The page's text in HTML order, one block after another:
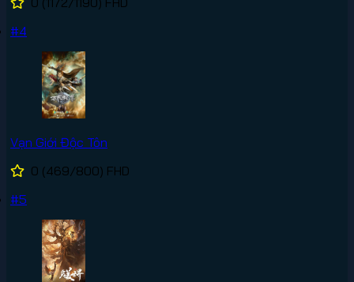
#4
Vạn Giới Độc Tôn
0 (469/800) FHD
#5